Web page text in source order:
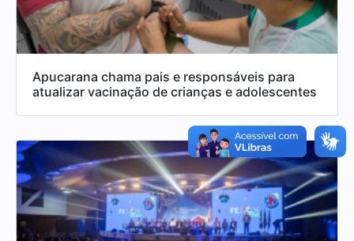
Apucarana chama pais e responsáveis para
atualizar vacinação de crianças e adolescentes